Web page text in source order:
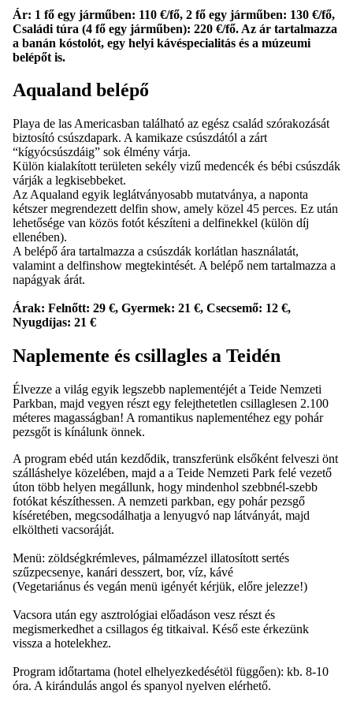
Ár: 1 fő egy járműben: 110 €/fő, 2 fő egy járműben: 130 €/fő,
Családi túra (4 fő egy járműben): 220 €/fő. Az ár tartalmazza
a banán kóstolót, egy helyi kávéspecialitás és a múzeumi
belépőt is.
Aqualand belépő
Playa de las Americasban található az egész család szórakozását
biztosító csúszdapark. A kamikaze csúszdától a zárt
“kígyócsúszdáig” sok élmény várja.
Külön kialakított területen sekély vizű medencék és bébi csúszdák
várják a legkisebbeket.
Az Aqualand egyik leglátványosabb mutatványa, a naponta
kétszer megrendezett delfin show, amely közel 45 perces. Ez után
lehetősége van közös fotót készíteni a delfinekkel (külön díj
ellenében).
A belépő ára tartalmazza a csúszdák korlátlan használatát,
valamint a delfinshow megtekintését. A belépő nem tartalmazza a
napágyak árát.
Árak: Felnőtt: 29 €, Gyermek: 21 €, Csecsemő: 12 €,
Nyugdíjas: 21 €
Naplemente és csillagles a Teidén
Élvezze a világ egyik legszebb naplementéjét a Teide Nemzeti
Parkban, majd vegyen részt egy felejthetetlen csillaglesen 2.100
méteres magasságban! A romantikus naplementéhez egy pohár
pezsgőt is kínálunk önnek.
A program ebéd után kezdődik, transzferünk elsőként felveszi önt
szálláshelye közelében, majd a a Teide Nemzeti Park felé vezető
úton több helyen megállunk, hogy mindenhol szebbnél-szebb
fotókat készíthessen. A nemzeti parkban, egy pohár pezsgő
kíséretében, megcsodálhatja a lenyugvó nap látványát, majd
elköltheti vacsoráját.
Menü: zöldségkrémleves, pálmamézzel illatosított sertés
szűzpecsenye, kanári desszert, bor, víz, kávé
(Vegetariánus és vegán menü igényét kérjük, előre jelezze!)
Vacsora után egy asztrológiai előadáson vesz részt és
megismerkedhet a csillagos ég titkaival. Késő este érkezünk
vissza a hotelekhez.
Program időtartama (hotel elhelyezkedésétöl függően): kb. 8-10
óra. A kirándulás angol és spanyol nyelven elérhető.